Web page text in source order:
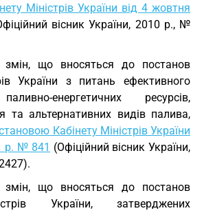
Міністрів України від 4 жовтня
вісник України, 2010 р., №
що вносяться до постанов
України з питань ефективного
енергетичних ресурсів,
та альтернативних видів палива,
Кабінету Міністрів України
р. № 841 (Офіційний вісник України,
що вносяться до постанов
України, затверджених